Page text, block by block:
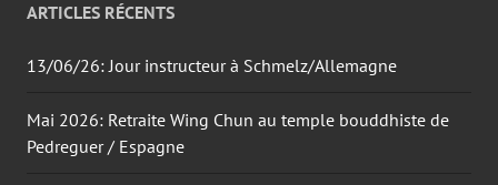
ARTICLES RÉCENTS
13/06/26: Jour instructeur à Schmelz/Allemagne
Mai 2026: Retraite Wing Chun au temple bouddhiste de
Pedreguer / Espagne